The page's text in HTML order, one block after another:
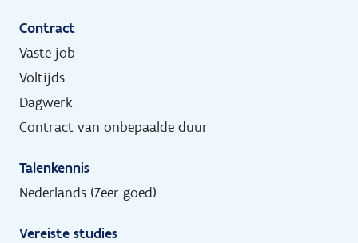
Contract
Vaste job
Voltijds
Dagwerk
Contract van onbepaalde duur
Talenkennis
Nederlands (Zeer goed)
Vereiste studies